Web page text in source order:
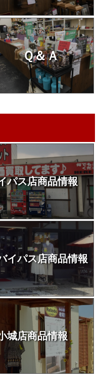
Ｑ＆Ａ
パス店商品情報
イパス店商品情報
城店商品情報